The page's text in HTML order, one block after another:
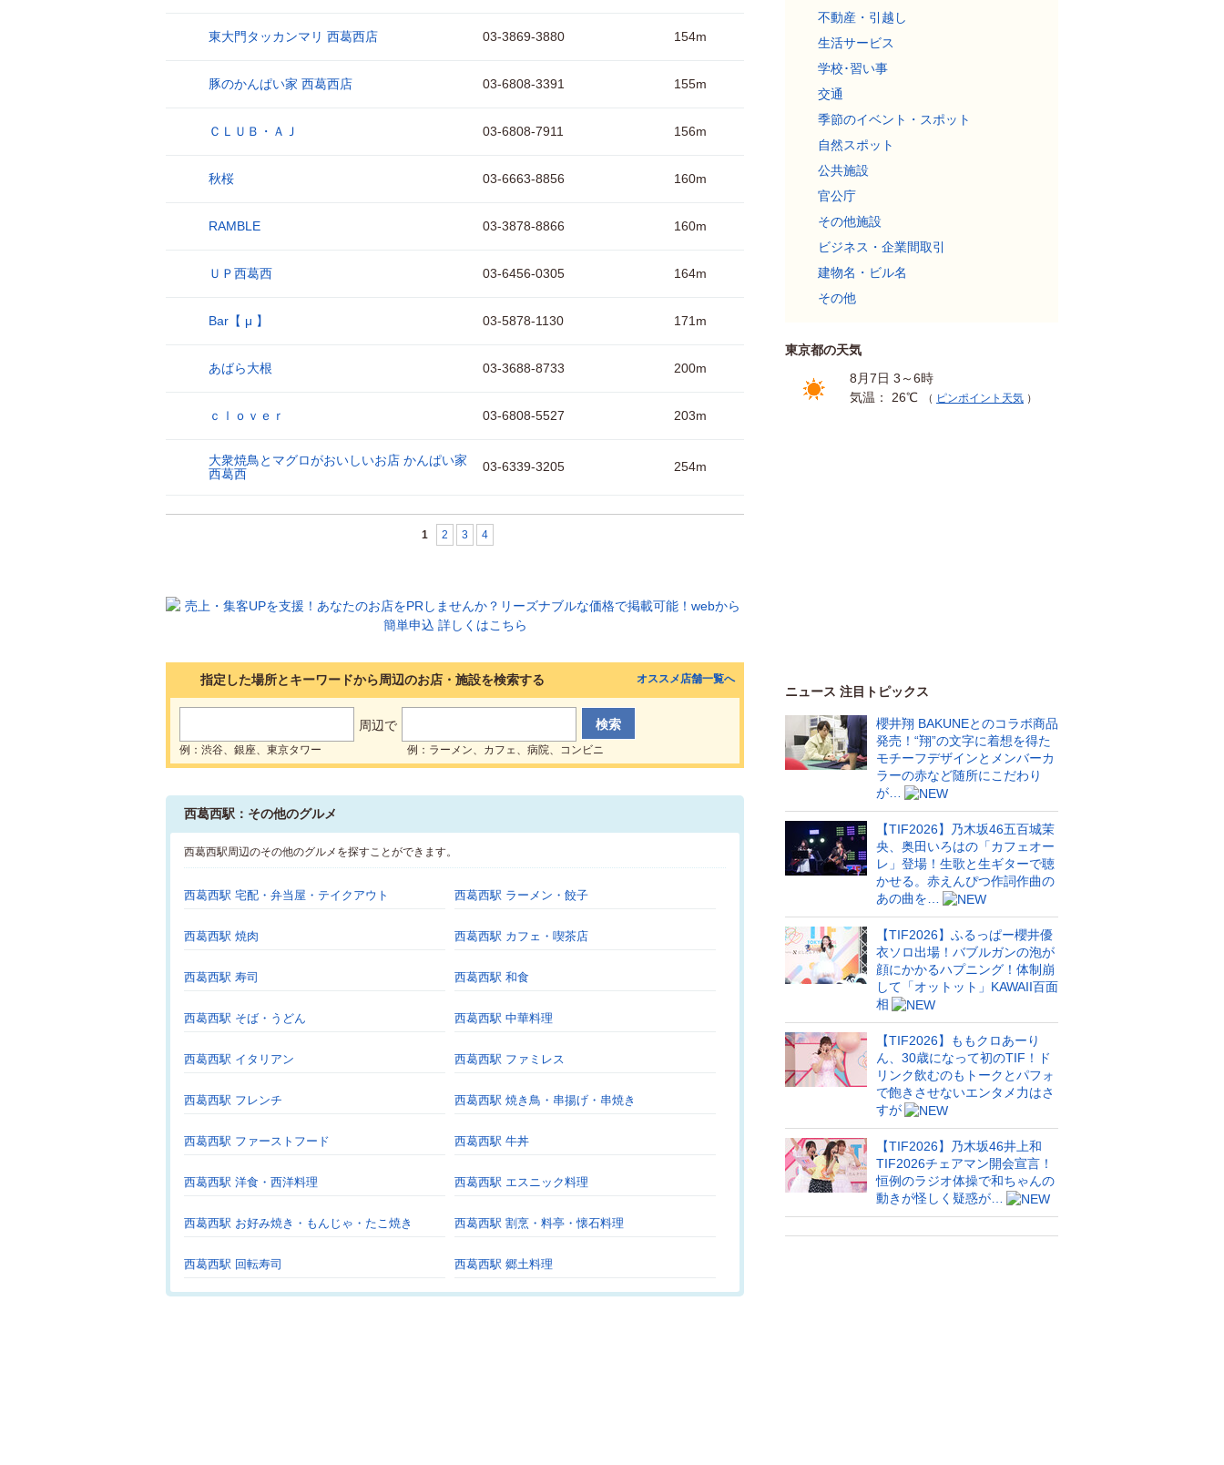
東大門タッカンマリ 西葛西店 03-3869-3880 154m
豚のかんぱい家 西葛西店 03-6808-3391 155m
ＣＬＵＢ・ＡＪ 03-6808-7911 156m
秋桜 03-6663-8856 160m
RAMBLE 03-3878-8866 160m
ＵＰ西葛西 03-6456-0305 164m
Bar【 μ 】 03-5878-1130 171m
あばら大根 03-3688-8733 200m
ｃｌｏｖｅｒ 03-6808-5527 203m
大衆焼鳥とマグロがおいしいお店 かんぱい家
西葛西
03-6339-3205 254m
1 2 3 4
指定した場所とキーワードから周辺のお店・施設を検索する
周辺で
例：渋谷、銀座、東京タワー 例：ラーメン、カフェ、病院、コンビニ
オススメ店舗一覧へ
西葛西駅：その他のグルメ
西葛西駅周辺のその他のグルメを探すことができます。
西葛西駅 宅配・弁当屋・テイクアウト 西葛西駅 ラーメン・餃子
西葛西駅 焼肉 西葛西駅 カフェ・喫茶店
西葛西駅 寿司 西葛西駅 和食
西葛西駅 そば・うどん 西葛西駅 中華料理
西葛西駅 イタリアン 西葛西駅 ファミレス
西葛西駅 フレンチ 西葛西駅 焼き鳥・串揚げ・串焼き
西葛西駅 ファーストフード 西葛西駅 牛丼
西葛西駅 洋食・西洋料理 西葛西駅 エスニック料理
西葛西駅 お好み焼き・もんじゃ・たこ焼き 西葛西駅 割烹・料亭・懐石料理
西葛西駅 回転寿司 西葛西駅 郷土料理
不動産・引越し
生活サービス
学校･習い事
交通
季節のイベント・スポット
自然スポット
公共施設
官公庁
その他施設
ビジネス・企業間取引
建物名・ビル名
その他
東京都の天気
8月7日 3～6時
気温： 26℃
（ ピンポイント天気 ）
ニュース 注目トピックス
櫻井翔 BAKUNEとのコラボ商品
発売！“翔”の文字に着想を得た
モチーフデザインとメンバーカ
ラーの赤など随所にこだわり
が…
【TIF2026】乃木坂46五百城茉
央、奥田いろはの「カフェオー
レ」登場！生歌と生ギターで聴
かせる。赤えんぴつ作詞作曲の
あの曲を…
【TIF2026】ふるっぱー櫻井優
衣ソロ出場！バブルガンの泡が
顔にかかるハプニング！体制崩
して「オットット」KAWAII百面
相
【TIF2026】ももクロあーり
ん、30歳になって初のTIF！ド
リンク飲むのもトークとパフォ
で飽きさせないエンタメ力はさ
すが
【TIF2026】乃木坂46井上和
TIF2026チェアマン開会宣言！
恒例のラジオ体操で和ちゃんの
動きが怪しく疑惑が…